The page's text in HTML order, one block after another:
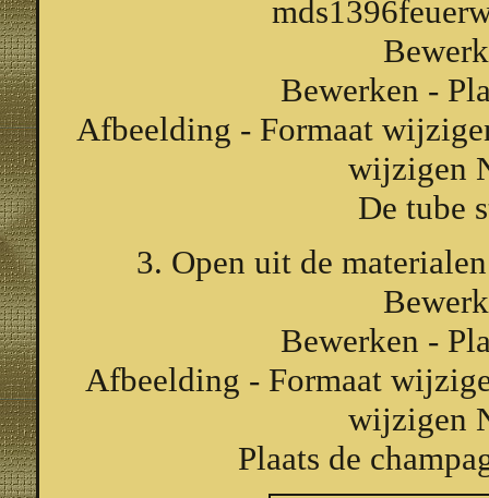
Bewerken -
Afbeelding - Formaat
wijzigen
De tube
3. Open uit de
Bewerken -
Afbeelding - Formaat
wijzigen
Plaats de